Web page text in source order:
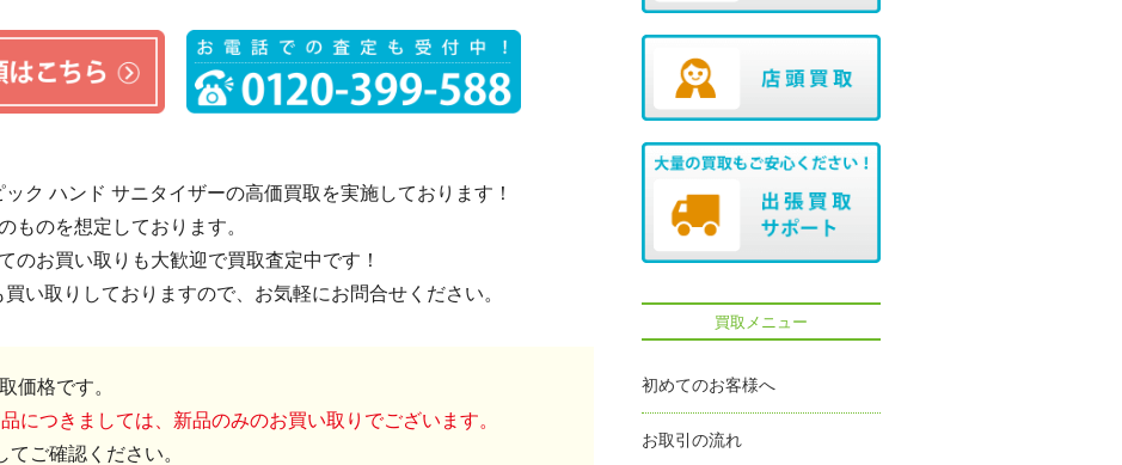
ク ハンド サニタイザーの高価買取を実施しております！
ものを想定しております。
のお買い取りも大歓迎で買取査定中です！
い取りしておりますので、お気軽にお問合せください。
価格です。
につきましては、新品のみのお買い取りでございます。
ご確認ください。
買取メニュー
初めてのお客様へ
お取引の流れ